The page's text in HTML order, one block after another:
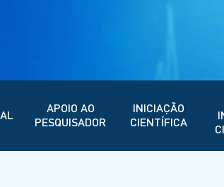
APOIO AO
PESQUISADOR
INICIAÇÃO
CIENTÍFICA